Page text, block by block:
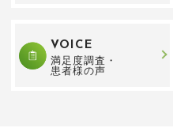
VOICE
満足度調査・
患者様の声